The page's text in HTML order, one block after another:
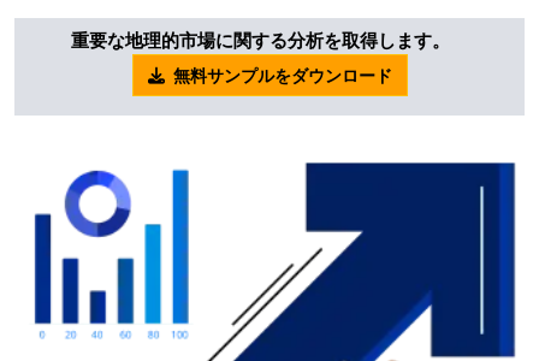
重要な地理的市場に関する分析を取得します。
無料サンプルをダウンロード